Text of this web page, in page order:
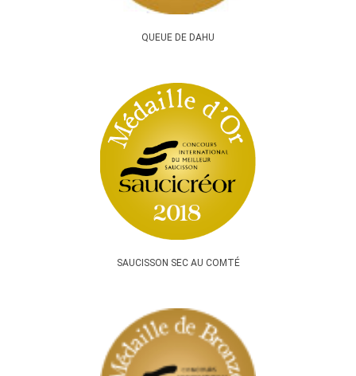
QUEUE DE DAHU
SAUCISSON SEC AU COMTÉ